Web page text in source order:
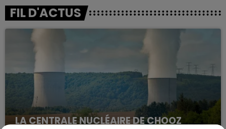
FIL D'ACTUS
LA CENTRALE NUCLÉAIRE DE CHOOZ